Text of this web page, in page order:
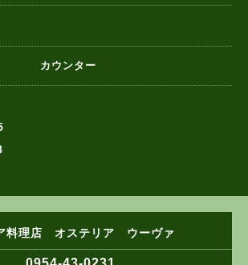
カウンター
料理店 オステリア ウーヴァ